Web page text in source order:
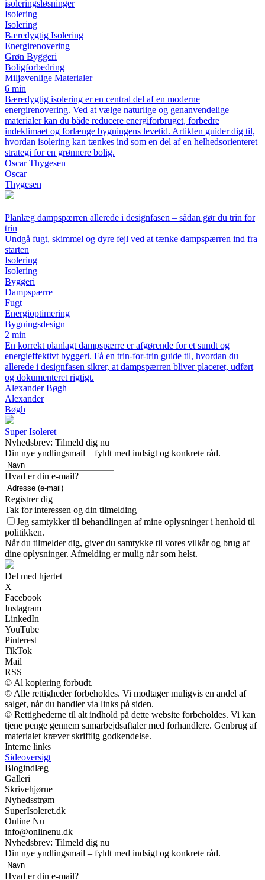
isoleringsløsninger
Isolering
Isolering
Bæredygtig Isolering
Energirenovering
Grøn Byggeri
Boligforbedring
Miljøvenlige Materialer
6 min
Bæredygtig isolering er en central del af en moderne
energirenovering. Ved at vælge naturlige og genanvendelige
materialer kan du både reducere energiforbruget, forbedre
indeklimaet og forlænge bygningens levetid. Artiklen guider dig til,
hvordan isolering kan tænkes ind som en del af en helhedsorienteret
strategi for en grønnere bolig.
Oscar Thygesen
Oscar
Thygesen
Planlæg dampspærren allerede i designfasen – sådan gør du trin for
trin
Undgå fugt, skimmel og dyre fejl ved at tænke dampspærren ind fra
starten
Isolering
Isolering
Byggeri
Dampspærre
Fugt
Energioptimering
Bygningsdesign
2 min
En korrekt planlagt dampspærre er afgørende for et sundt og
energieffektivt byggeri. Få en trin-for-trin guide til, hvordan du
allerede i designfasen sikrer, at dampspærren bliver placeret, udført
og dokumenteret rigtigt.
Alexander Bøgh
Alexander
Bøgh
Super Isoleret
Nyhedsbrev: Tilmeld dig nu
Din nye yndlingsmail – fyldt med indsigt og konkrete råd.
Hvad er din e-mail?
Registrer dig
Tak for interessen og din tilmelding
Jeg samtykker til behandlingen af mine oplysninger i henhold til
politikken.
Når du tilmelder dig, giver du samtykke til vores vilkår og brug af
dine oplysninger. Afmelding er mulig når som helst.
Del med hjertet
X
Facebook
Instagram
LinkedIn
YouTube
Pinterest
TikTok
Mail
RSS
© Al kopiering forbudt.
© Alle rettigheder forbeholdes. Vi modtager muligvis en andel af
salget, når du handler via links på siden.
© Rettighederne til alt indhold på dette website forbeholdes. Vi kan
tjene penge gennem samarbejdsaftaler med forhandlere. Genbrug af
materialet kræver skriftlig godkendelse.
Interne links
Sideoversigt
Blogindlæg
Galleri
Skrivehjørne
Nyhedsstrøm
SuperIsoleret.dk
Online Nu
info@onlinenu.dk
Nyhedsbrev: Tilmeld dig nu
Din nye yndlingsmail – fyldt med indsigt og konkrete råd.
Hvad er din e-mail?